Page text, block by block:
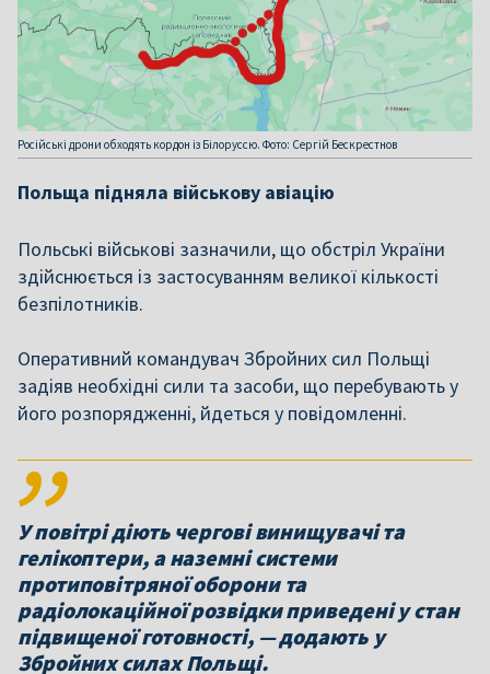
Російські дрони обходять кордон із Білоруссю. Фото: Сергій Бескрестнов
Польща підняла військову авіацію
Польські військові зазначили, що обстріл України
здійснюється із застосуванням великої кількості
безпілотників.
Оперативний командувач Збройних сил Польщі
задіяв необхідні сили та засоби, що перебувають у
його розпорядженні, йдеться у повідомленні.
У повітрі діють чергові винищувачі та
гелікоптери, а наземні системи
протиповітряної оборони та
радіолокаційної розвідки приведені у стан
підвищеної готовності, — додають у
Збройних силах Польщі.